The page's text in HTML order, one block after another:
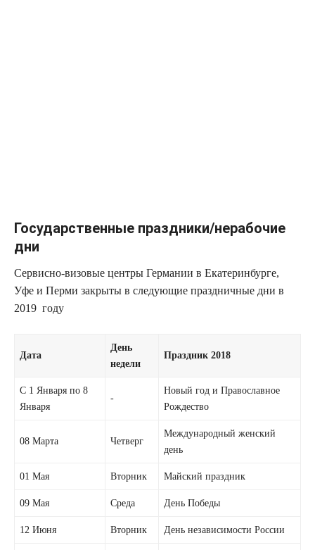
Государственные праздники/нерабочие
дни
Сервисно-визовые центры Германии в Екатеринбурге,
Уфе и Перми закрыты в следующие праздничные дни в
2019 году
Дата
День
недели
Праздник 2018
С 1 Января по 8
Января
-
Новый год и Православное
Рождество
08 Марта Четверг
Международный женский
день
01 Мая Вторник Майский праздник
09 Мая Среда День Победы
12 Июня Вторник День независимости России